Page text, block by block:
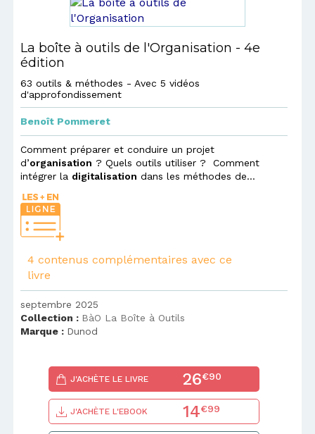
La boîte à outils de l'Organisation - 4e
édition
63 outils & méthodes - Avec 5 vidéos
d'approfondissement
Benoît Pommeret
Comment préparer et conduire un projet
d’organisation ? Quels outils utiliser ? Comment
intégrer la digitalisation dans les méthodes de...
4 contenus complémentaires avec ce
livre
septembre 2025
Collection : BàO La Boîte à Outils
Marque : Dunod
J'ACHÈTE LE LIVRE 26€90
J'ACHÈTE L'EBOOK 14€99